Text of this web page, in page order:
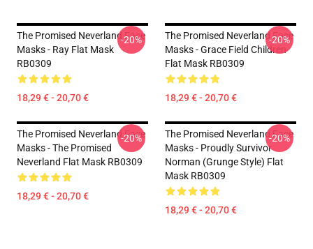
The Promised Neverland Face
Masks - Ray Flat Mask
RB0309
18,29 € - 20,70 €
-20%
The Promised Neverland Face
Masks - Grace Field Children
Flat Mask RB0309
18,29 € - 20,70 €
-20%
The Promised Neverland Face
Masks - The Promised
Neverland Flat Mask RB0309
18,29 € - 20,70 €
-20%
The Promised Neverland Face
Masks - Proudly Survivor
Norman (Grunge Style) Flat
Mask RB0309
18,29 € - 20,70 €
-20%